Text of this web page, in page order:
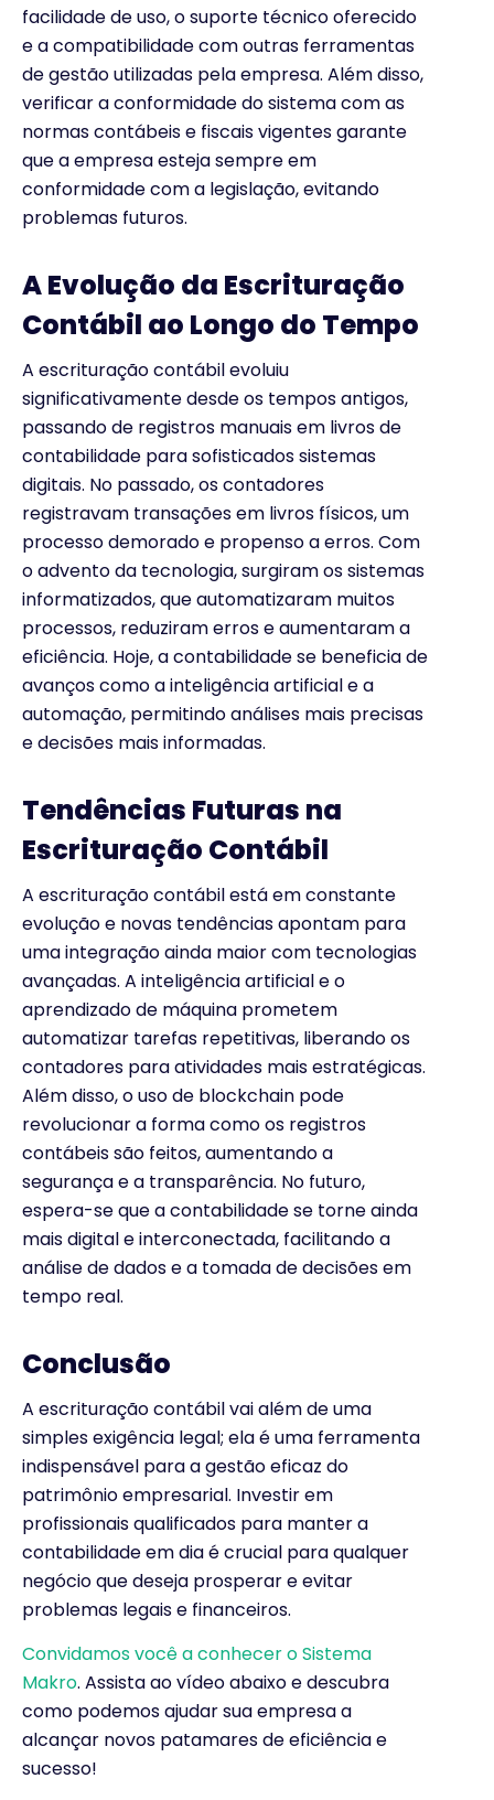
facilidade de uso, o suporte técnico oferecido
e a compatibilidade com outras ferramentas
de gestão utilizadas pela empresa. Além disso,
verificar a conformidade do sistema com as
normas contábeis e fiscais vigentes garante
que a empresa esteja sempre em
conformidade com a legislação, evitando
problemas futuros.
A Evolução da Escrituração
Contábil ao Longo do Tempo
A escrituração contábil evoluiu
significativamente desde os tempos antigos,
passando de registros manuais em livros de
contabilidade para sofisticados sistemas
digitais. No passado, os contadores
registravam transações em livros físicos, um
processo demorado e propenso a erros. Com
o advento da tecnologia, surgiram os sistemas
informatizados, que automatizaram muitos
processos, reduziram erros e aumentaram a
eficiência. Hoje, a contabilidade se beneficia de
avanços como a inteligência artificial e a
automação, permitindo análises mais precisas
e decisões mais informadas.
Tendências Futuras na
Escrituração Contábil
A escrituração contábil está em constante
evolução e novas tendências apontam para
uma integração ainda maior com tecnologias
avançadas. A inteligência artificial e o
aprendizado de máquina prometem
automatizar tarefas repetitivas, liberando os
contadores para atividades mais estratégicas.
Além disso, o uso de blockchain pode
revolucionar a forma como os registros
contábeis são feitos, aumentando a
segurança e a transparência. No futuro,
espera-se que a contabilidade se torne ainda
mais digital e interconectada, facilitando a
análise de dados e a tomada de decisões em
tempo real.
Conclusão
A escrituração contábil vai além de uma
simples exigência legal; ela é uma ferramenta
indispensável para a gestão eficaz do
patrimônio empresarial. Investir em
profissionais qualificados para manter a
contabilidade em dia é crucial para qualquer
negócio que deseja prosperar e evitar
problemas legais e financeiros.
Convidamos você a conhecer o Sistema
Makro. Assista ao vídeo abaixo e descubra
como podemos ajudar sua empresa a
alcançar novos patamares de eficiência e
sucesso!